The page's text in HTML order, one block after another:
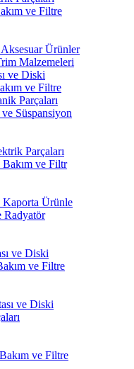
ve Filtre
Ürünler
Malzemeleri
ve Diski
ve Filtre
Parçaları
Süspansiyon
Parçaları
ve Filtr
Ürünle
Radyatör
ve Diski
ve Filtre
ve Diski
ve Filtre